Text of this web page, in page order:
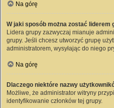
Na górę
W jaki sposób można zostać liderem
Lidera grupy zazwyczaj mianuje
grupy. Jeśli chcesz utworzyć grupę
administratorem, wysyłając do niego
Na górę
Dlaczego niektóre nazwy
Możliwe, że administrator witryny
identyfikowanie członków tej grupy.